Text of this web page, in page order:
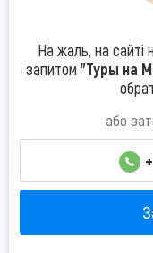
На жаль, на сайті
запитом "Туры на
або